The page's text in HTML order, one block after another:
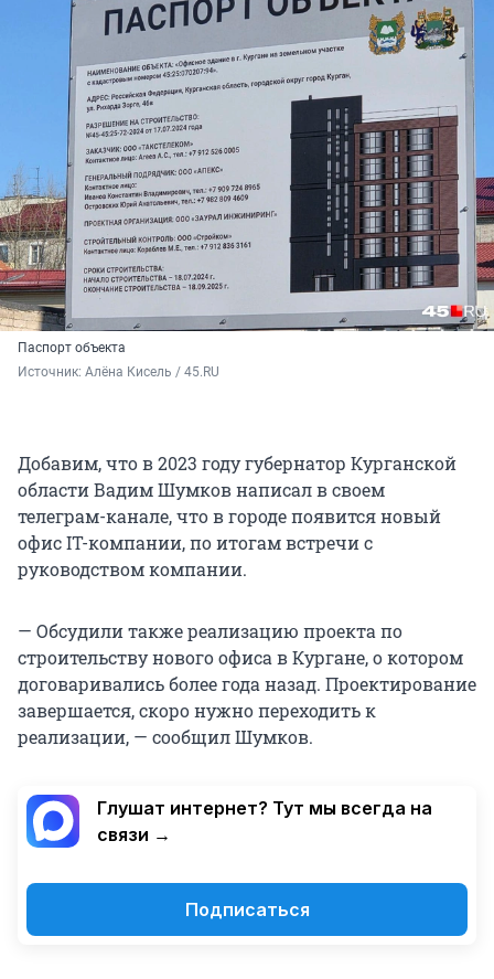
Паспорт объекта
Источник: Алёна Кисель / 45.RU
Добавим, что в 2023 году губернатор Курганской
области Вадим Шумков написал в своем
телеграм-канале, что в городе появится новый
офис IT-компании, по итогам встречи с
руководством компании.
— Обсудили также реализацию проекта по
строительству нового офиса в Кургане, о котором
договаривались более года назад. Проектирование
завершается, скоро нужно переходить к
реализации, — сообщил Шумков.
Глушат интернет? Тут мы всегда на
связи →
Подписаться